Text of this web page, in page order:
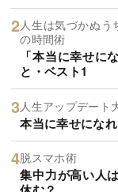
人生は気づかぬう
の時間術
「本当に幸せに
と・ベスト1
人生アップデート
本当に幸せにな
脱スマホ術
集中力が高い人